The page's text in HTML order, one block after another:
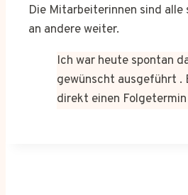
Die Mitarbeiterinnen sind
an andere weiter.
Ich war heute spontan
gewünscht ausgeführt .
direkt einen